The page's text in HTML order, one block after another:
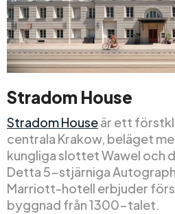
Stradom House
Stradom Houseär ett
centrala Krakow, beläget
kungliga slottet Wawel och
Detta 5-stjärniga
Marriott-hotell erbjuder
byggnad från 1300-talet.